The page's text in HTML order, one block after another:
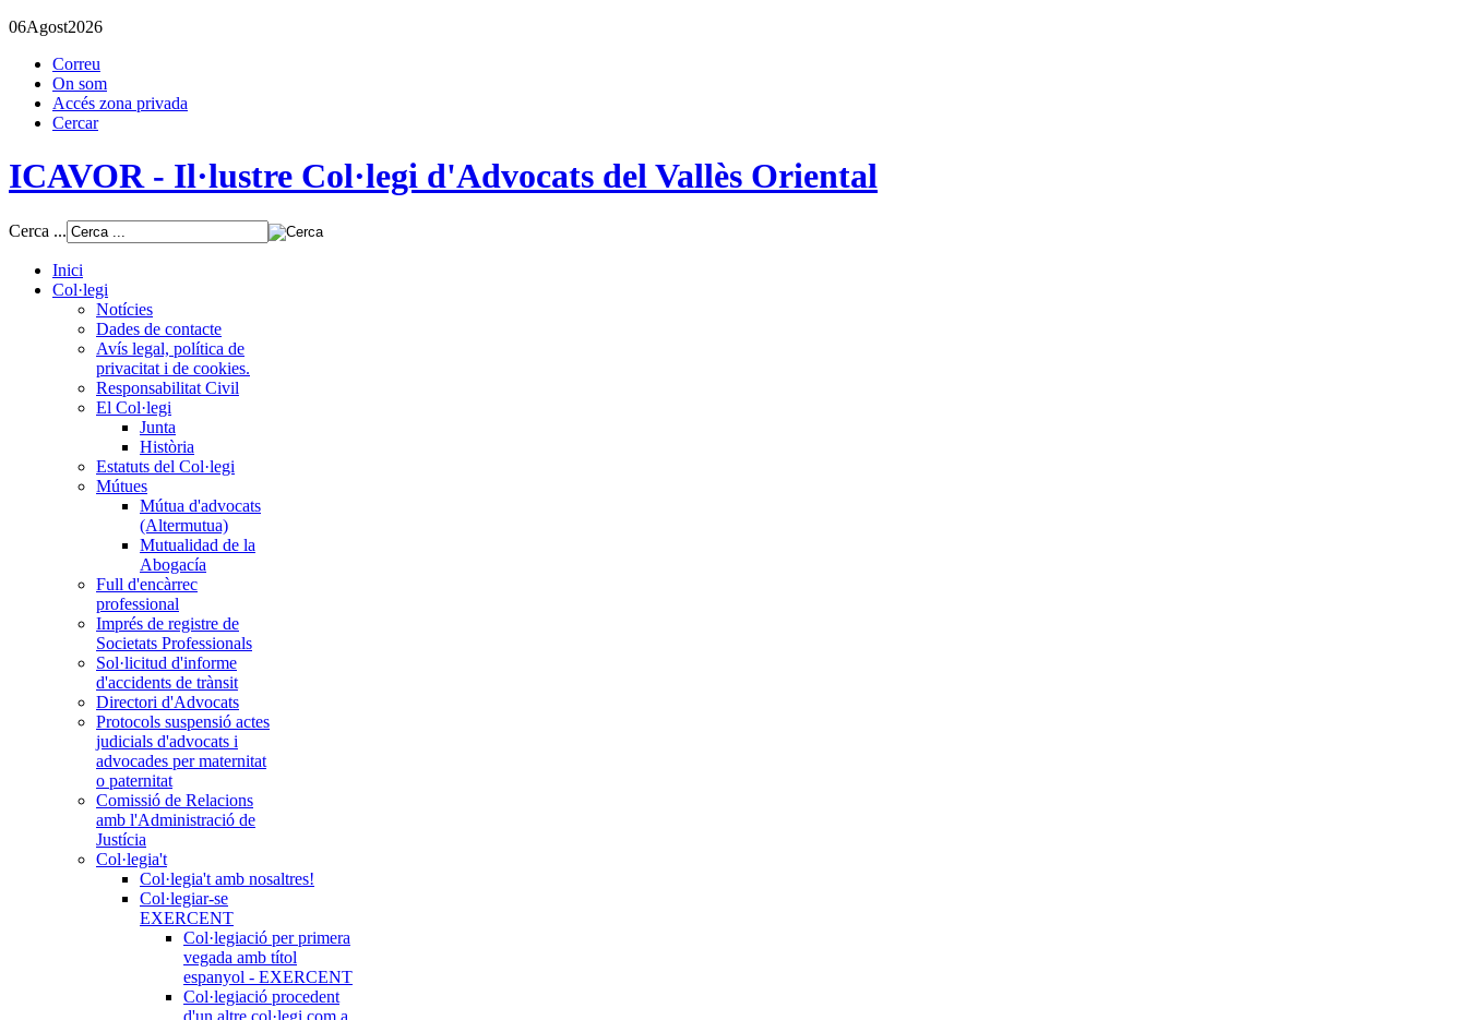
06Agost2026
Correu
On som
Accés zona privada
Cercar
ICAVOR - Il·lustre Col·legi d'Advocats del Vallès Oriental
Cerca ...
Inici
Col·legi
Notícies
Dades de contacte
Avís legal, política de
privacitat i de cookies.
Responsabilitat Civil
El Col·legi
Junta
Història
Estatuts del Col·legi
Mútues
Mútua d'advocats
(Altermutua)
Mutualidad de la
Abogacía
Full d'encàrrec
professional
Imprés de registre de
Societats Professionals
Sol·licitud d'informe
d'accidents de trànsit
Directori d'Advocats
Protocols suspensió actes
judicials d'advocats i
advocades per maternitat
o paternitat
Comissió de Relacions
amb l'Administració de
Justícia
Col·legia't
Col·legia't amb nosaltres!
Col·legiar-se
EXERCENT
Col·legiació per primera
vegada amb títol
espanyol - EXERCENT
Col·legiació procedent
d'un altre col·legi com a